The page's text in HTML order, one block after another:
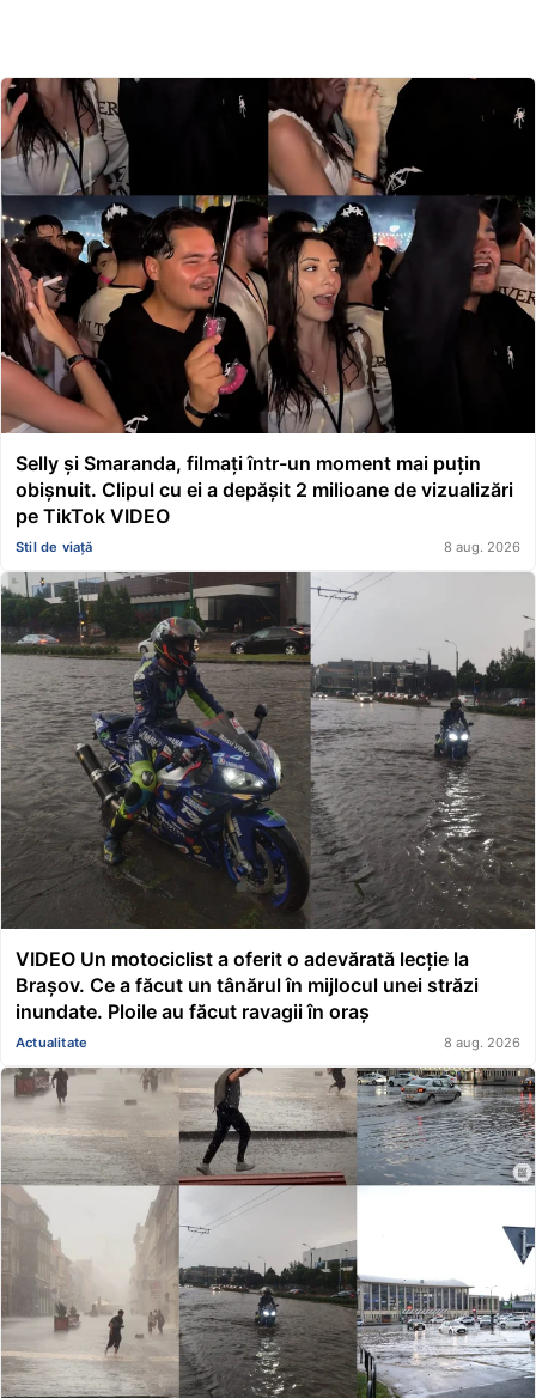
Selly și Smaranda, filmați într-un moment mai puțin
obișnuit. Clipul cu ei a depășit 2 milioane de vizualizări
pe TikTok VIDEO
Stil de viață 8 aug. 2026
VIDEO Un motociclist a oferit o adevărată lecție la
Brașov. Ce a făcut un tânărul în mijlocul unei străzi
inundate. Ploile au făcut ravagii în oraș
Actualitate 8 aug. 2026